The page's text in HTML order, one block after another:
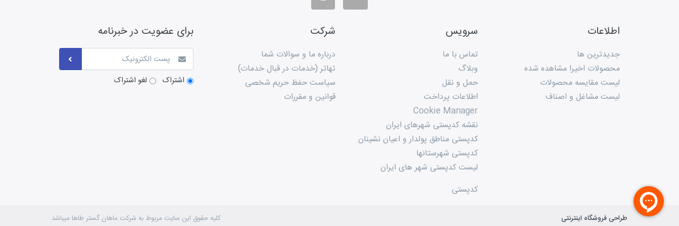
اطلاعات
جدیدترین ها
محصولات اخیرا مشاهده شده
لیست مقایسه محصولات
لیست مشاغل و اصناف
سرویس
تماس با ما
وبلاگ
حمل و نقل
اطلاعات پرداخت
Cookie Manager
نقشه کدپستی شهرهای ایران
کدپستی مناطق پولدار و اعیان نشینان
کدپستی شهرستانها
لیست کدپستی شهر های ایران
کدپستی
شرکت
درباره ما و سوالات شما
تهاتر (خدمات در قبال خدمات)
سیاست حفظ حریم شخصی
قوانین و مقررات
برای عضویت در خبرنامه
اشتراک لغو اشتراک
طراحی فروشگاه اینترنتی کلیه حقوق این سایت مربوط به شرکت ماهان گستر طاها میباشد